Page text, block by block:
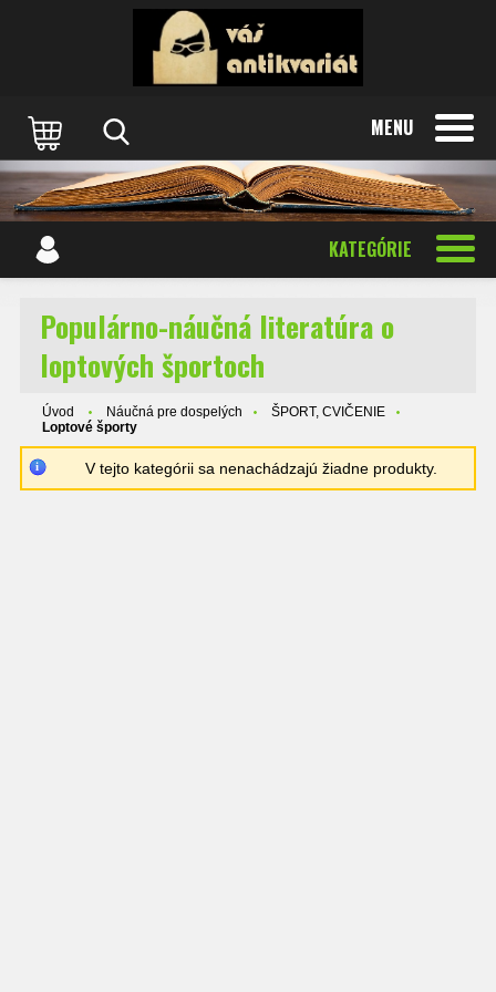
MENU
KATEGÓRIE
Populárno-náučná literatúra o
loptových športoch
Úvod Náučná pre dospelých
ŠPORT, CVIČENIE
Loptové športy
V tejto kategórii sa nenachádzajú žiadne produkty.